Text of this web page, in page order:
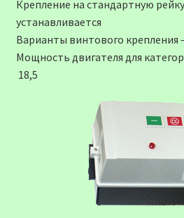
Крепление на стандартную
устанавливается
Варианты винтового крепления
Мощность двигателя для
18,5